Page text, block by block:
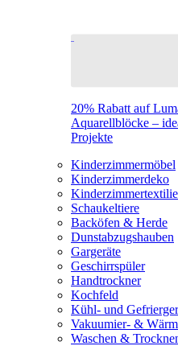
20% Rabatt auf
Aquarellblöcke –
Projekte
Kinderzimmermöbel
Kinderzimmerdeko
Schaukeltiere
Backöfen & Herde
Dunstabzugshauben
Gargeräte
Geschirrspüler
Handtrockner
Kochfeld
Kühl- und
Vakuumier- &
Waschen &